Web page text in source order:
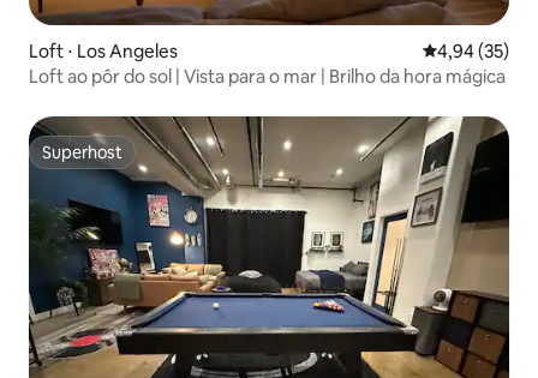
Loft ⋅ Los Angeles 4,94 de uma
4,94 (35)
Loft ao pôr do sol | Vista para o mar | Brilho da hora mágica
Superhost
Superhost